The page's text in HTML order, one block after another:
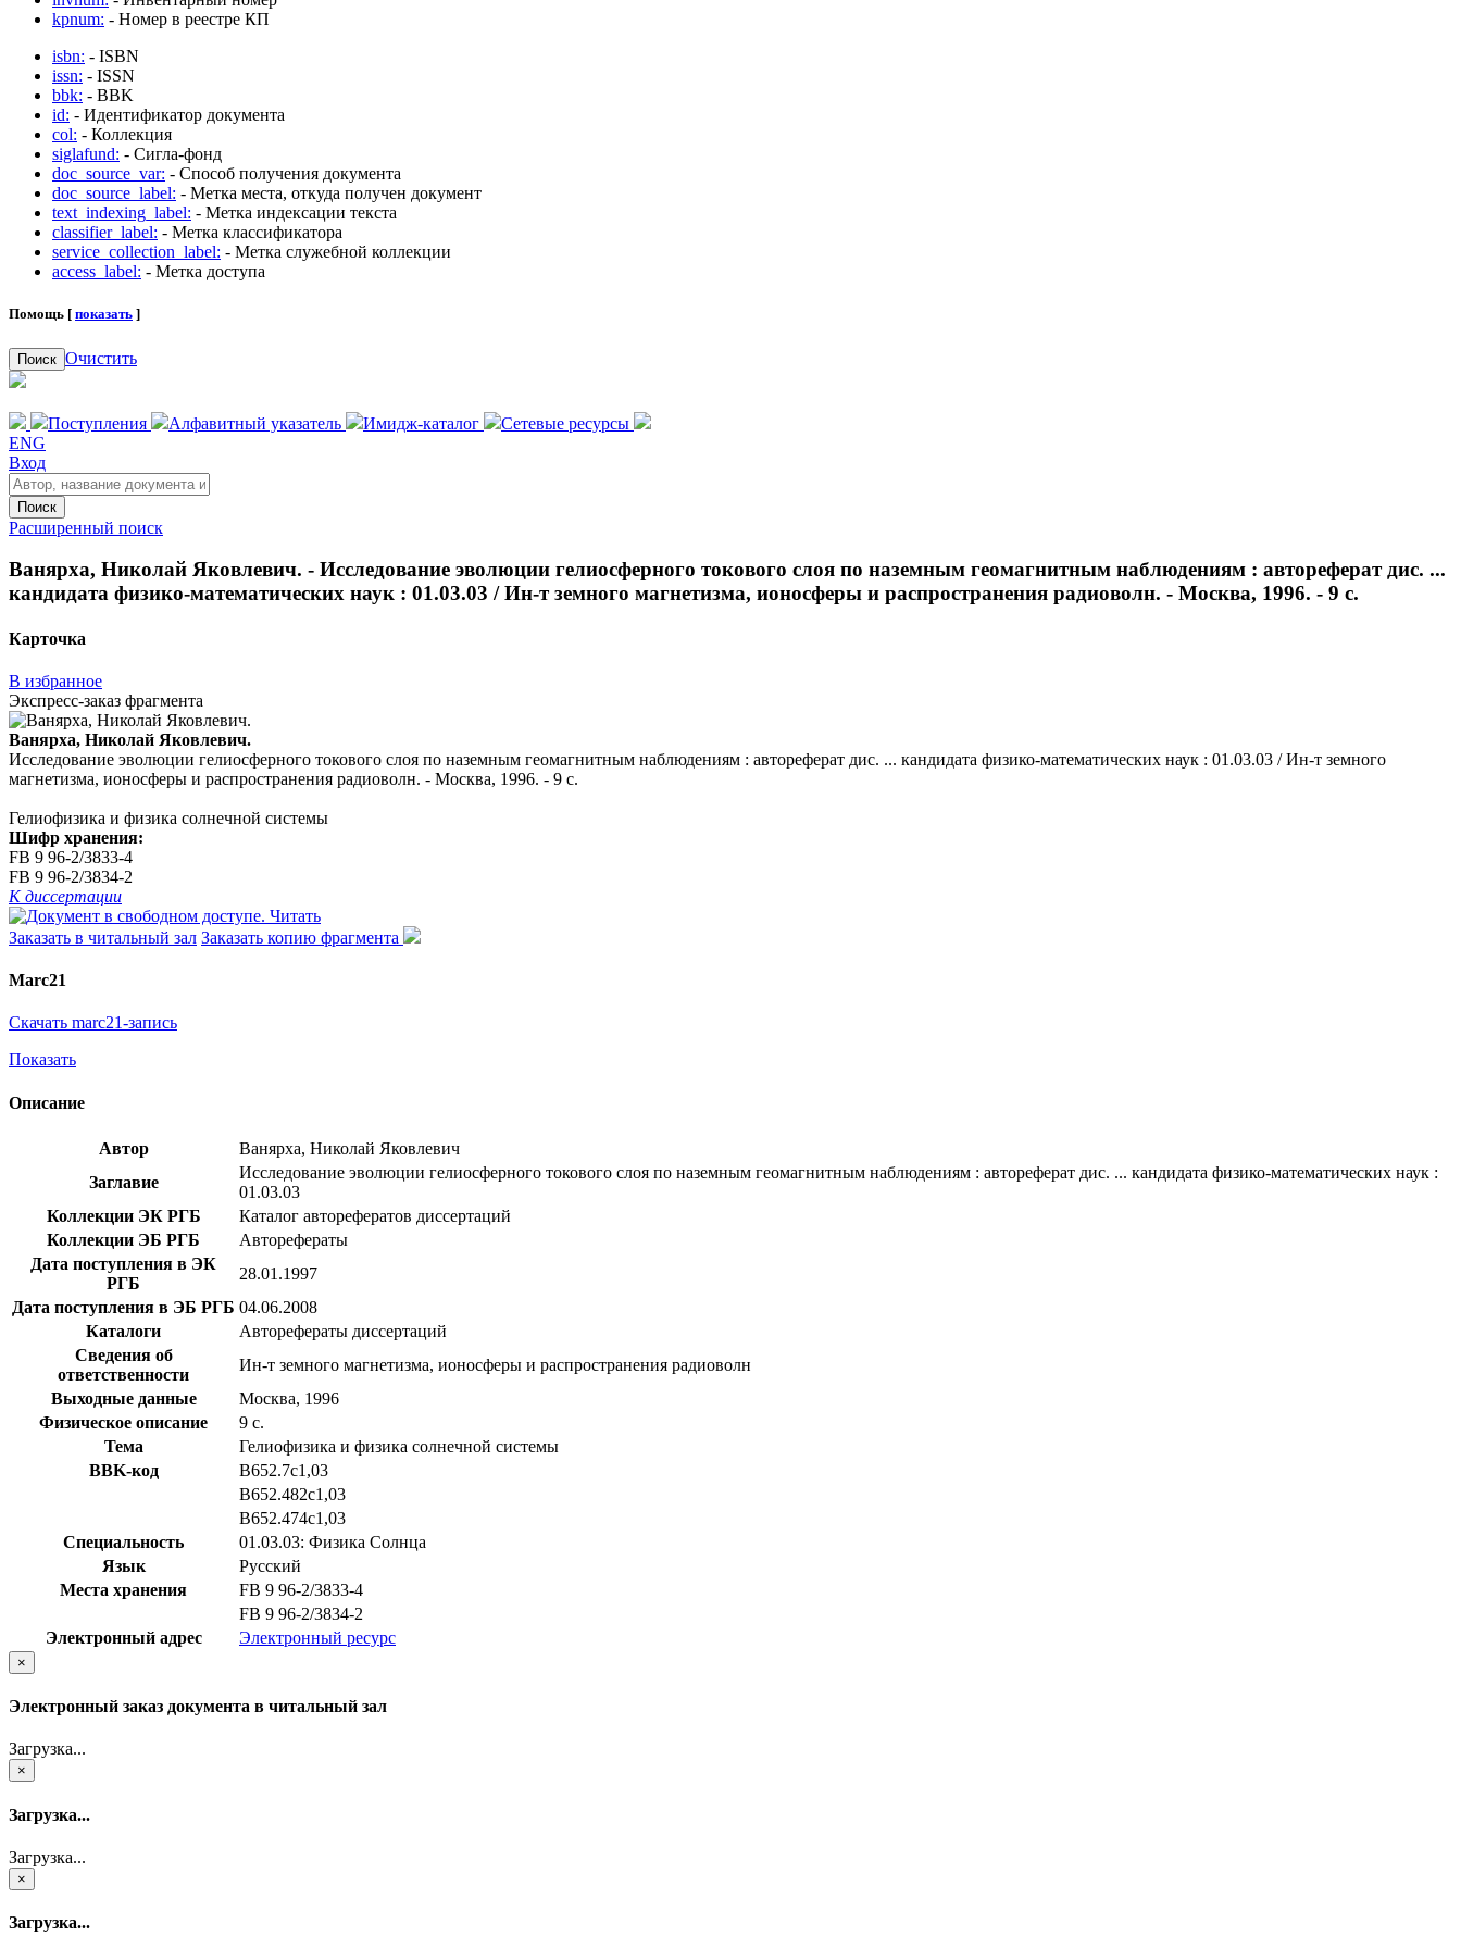
kpnum: - Номер в реестре КП
isbn: - ISBN
issn: - ISSN
bbk: - BBK
id: - Идентификатор документа
col: - Коллекция
siglafund: - Сигла-фонд
doc_source_var: - Способ получения документа
doc_source_label: - Метка места, откуда получен документ
text_indexing_label: - Метка индексации текста
classifier_label: - Метка классификатора
service_collection_label: - Метка служебной коллекции
access_label: - Метка доступа
Помощь [ показать ]
Поиск Очистить
Поступления Алфавитный указатель Имидж-каталог
Сетевые ресурсы
ENG
Вход
Поиск
Расширенный поиск
Ванярха, Николай Яковлевич. - Исследование эволюции гелиосферного токового слоя по наземным геомагнитным наблюдениям : автореферат дис. ...
кандидата физико-математических наук : 01.03.03 / Ин-т земного магнетизма, ионосферы и распространения радиоволн. - Москва, 1996. - 9 с.
Карточка
В избранное
Экспресс-заказ фрагмента
Ванярха, Николай Яковлевич.
Исследование эволюции гелиосферного токового слоя по наземным геомагнитным наблюдениям : автореферат дис. ... кандидата физико-математических наук : 01.03.03 / Ин-т земного
магнетизма, ионосферы и распространения радиоволн. - Москва, 1996. - 9 с.
Гелиофизика и физика солнечной системы
Шифр хранения:
FB 9 96-2/3833-4
FB 9 96-2/3834-2
К диссертации
Читать
Заказать в читальный зал Заказать копию фрагмента
Marc21
Скачать marc21-запись
Показать
Описание
Автор
Ванярха, Николай Яковлевич
Заглавие
Исследование эволюции гелиосферного токового слоя по наземным геомагнитным наблюдениям : автореферат дис. ... кандидата физико-математических наук :
01.03.03
Коллекции ЭК РГБ
Каталог авторефератов диссертаций
Коллекции ЭБ РГБ
Авторефераты
Дата поступления в ЭК
РГБ
28.01.1997
Дата поступления в ЭБ РГБ 04.06.2008
Каталоги
Авторефераты диссертаций
Сведения об
ответственности
Ин-т земного магнетизма, ионосферы и распространения радиоволн
Выходные данные
Москва, 1996
Физическое описание
9 с.
Тема
Гелиофизика и физика солнечной системы
BBK-код
В652.7с1,03
В652.482с1,03
В652.474с1,03
Специальность
01.03.03: Физика Солнца
Язык
Русский
Места хранения
FB 9 96-2/3833-4
FB 9 96-2/3834-2
Электронный адрес
Электронный ресурс
×
Электронный заказ документа в читальный зал
Загрузка...
×
Загрузка...
Загрузка...
×
Загрузка...